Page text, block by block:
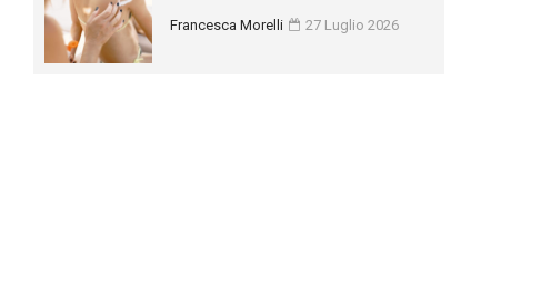
Francesca Morelli 27 Luglio 2026